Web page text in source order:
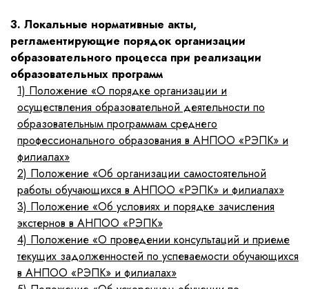
3. Локальные нормативные акты,
регламентирующие порядок организации
образовательного процесса при реализации
образовательных программ
1) Положение «О порядке организации и
осуществления образовательной деятельности по
образовательным программам среднего
профессионального образования в АНПОО «РЭПК» и
филиалах»
2) Положение «Об организации самостоятельной
работы обучающихся в АНПОО «РЭПК» и филиалах»
3) Положение «Об условиях и порядке зачисления
экстернов в АНПОО «РЭПК»
4) Положение «О проведении консультаций и приеме
текущих задолженностей по успеваемости обучающихся
в АНПОО «РЭПК» и филиалах»